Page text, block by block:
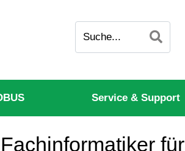
Service & Support
für